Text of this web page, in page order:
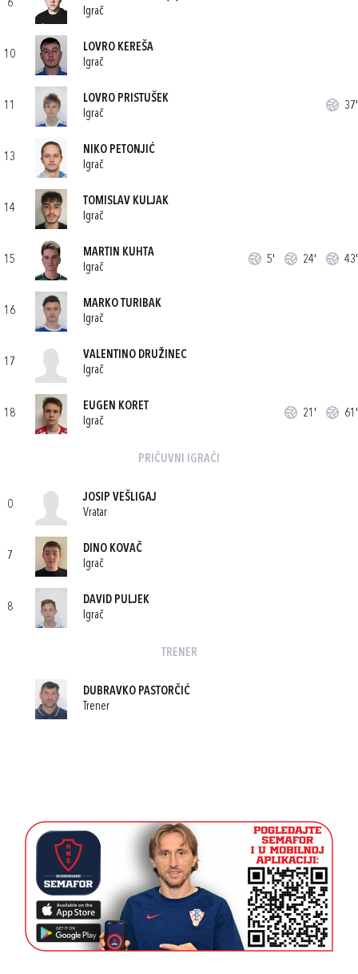
6
Igrač
10
LOVRO KEREŠA
Igrač
11
LOVRO PRISTUŠEK
Igrač
37'
13
NIKO PETONJIĆ
Igrač
14
TOMISLAV KULJAK
Igrač
15
MARTIN KUHTA
Igrač
5' 24' 43'
16
MARKO TURIBAK
Igrač
17
VALENTINO DRUŽINEC
Igrač
18
EUGEN KORET
Igrač
21' 61'
PRIČUVNI IGRAČI
0
JOSIP VEŠLIGAJ
Vratar
7
DINO KOVAČ
Igrač
8
DAVID PULJEK
Igrač
TRENER
DUBRAVKO PASTORČIĆ
Trener